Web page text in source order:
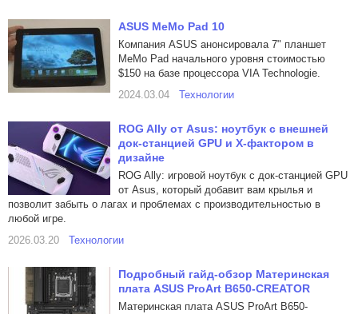
ASUS MeMo Pad 10
Компания ASUS анонсировала 7" планшет
MeMo Pad начального уровня стоимостью
$150 на базе процессора VIA Technologie.
2024.03.04
Технологии
ROG Ally от Asus: ноутбук с внешней
док-станцией GPU и X-фактором в
дизайне
ROG Ally: игровой ноутбук с док-станцией GPU
от Asus, который добавит вам крылья и
позволит забыть о лагах и проблемах с производительностью в
любой игре.
2026.03.20
Технологии
Подробный гайд-обзор Материнская
плата ASUS ProArt B650-CREATOR
Материнская плата ASUS ProArt B650-